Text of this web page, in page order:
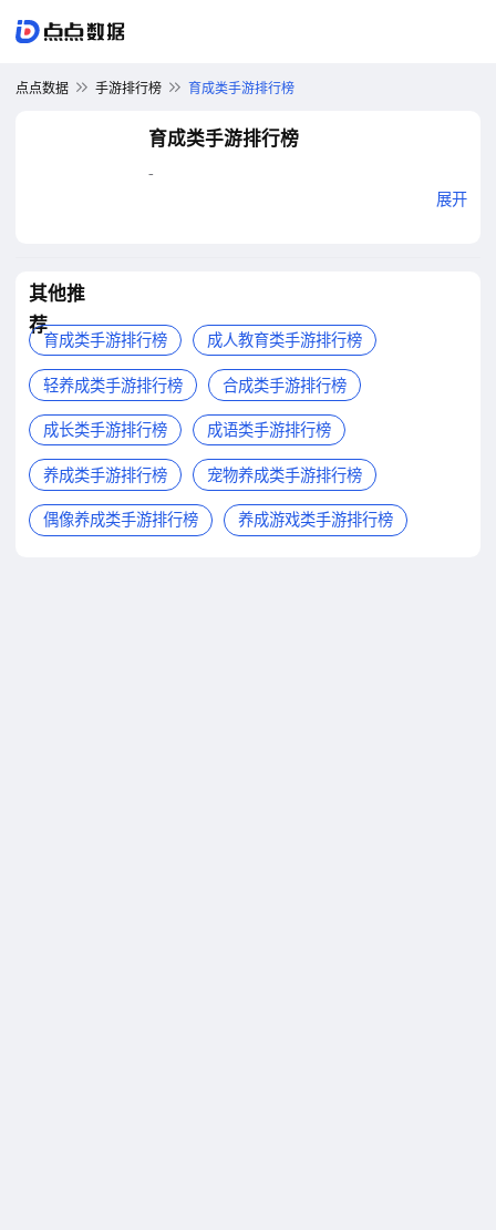
点点数据 手游排行榜 育成类手游排行榜
育成类手游排行榜
-
展开
其他推
荐
育成类手游排行榜 成人教育类手游排行榜
轻养成类手游排行榜 合成类手游排行榜
成长类手游排行榜 成语类手游排行榜
养成类手游排行榜 宠物养成类手游排行榜
偶像养成类手游排行榜 养成游戏类手游排行榜